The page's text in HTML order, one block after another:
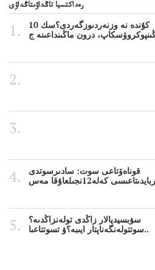
رەداكتسيا تاڭداۋىتاڭداۋى
10 كۇندە نە وزنەردىوزگەردى؟سك
قوناەۆتاعى سوت: سادىرسوتدى
سۋبسيديالار زاڭدى تولەنزاڭدىە؟
سوتتولەنگەناپتار ايىبە؟ۋ تسوتتاعىا..